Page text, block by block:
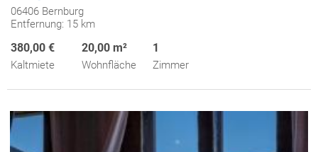
06406 Bernburg
Entfernung: 15 km
380,00 €
Kaltmiete
20,00 m²
Wohnfläche
1
Zimmer